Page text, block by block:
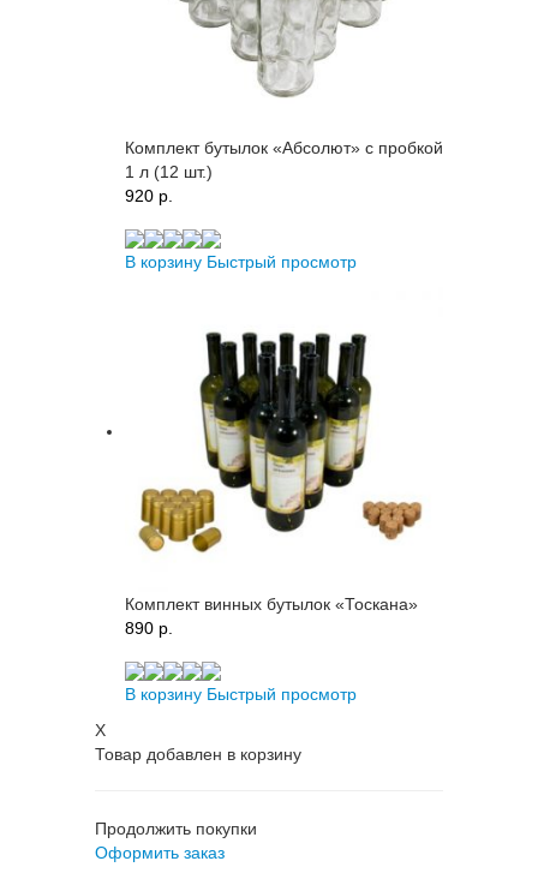
Комплект бутылок «Абсолют» с пробкой
1 л (12 шт.)
920 p.
В корзину Быстрый просмотр
Комплект винных бутылок «Тоскана»
890 p.
В корзину Быстрый просмотр
X
Товар добавлен в корзину
Продолжить покупки
Оформить заказ